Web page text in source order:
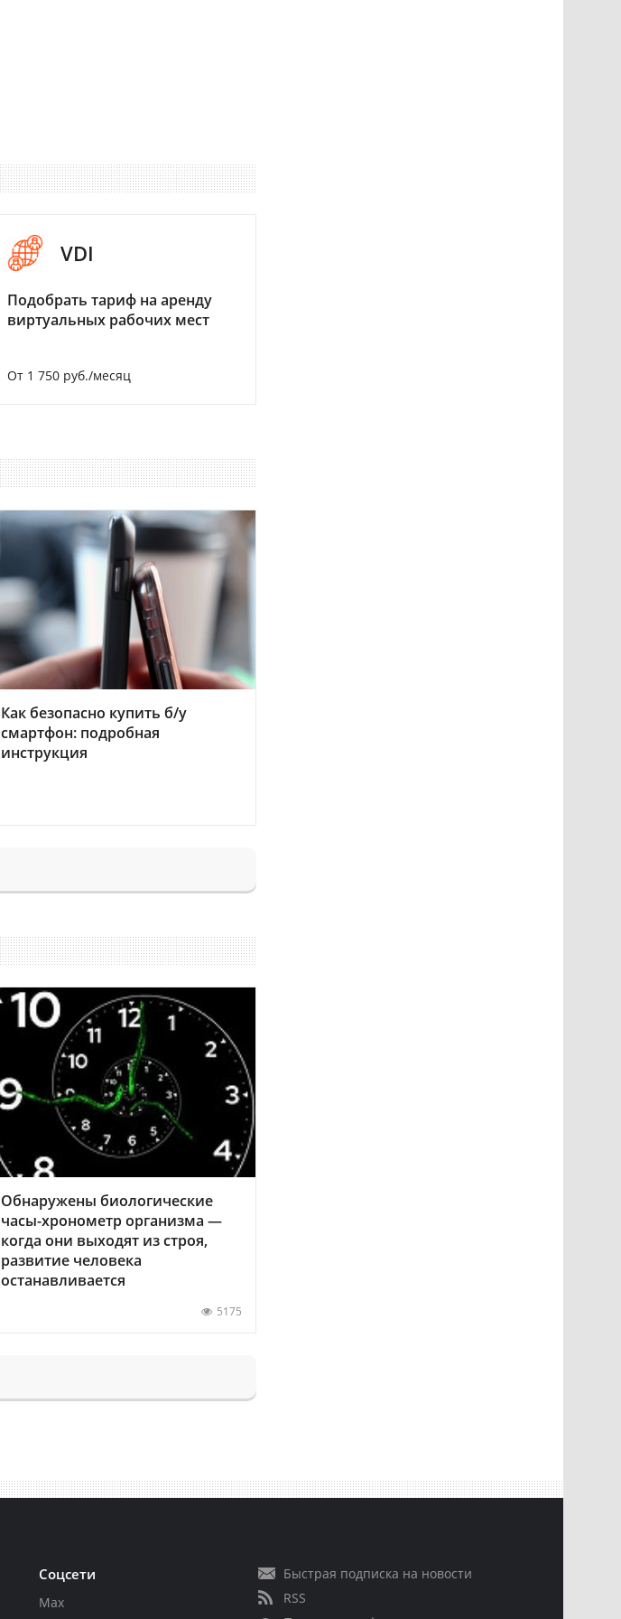
VDI
Подобрать тариф на аренду
виртуальных рабочих мест
От 1 750 руб./месяц
Как безопасно купить б/у
смартфон: подробная
инструкция
Обнаружены биологические
часы-хронометр организма —
когда они выходят из строя,
развитие человека
останавливается
5175
Соцсети
Max
Быстрая подписка на новости
RSS